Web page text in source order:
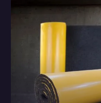
StP Noise
Liquidator